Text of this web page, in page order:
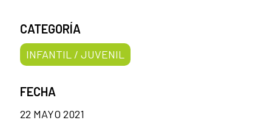
CATEGORÍA
INFANTIL / JUVENIL
FECHA
22 MAYO 2021